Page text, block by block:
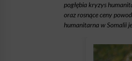
pogłębia kryzys
oraz rosnące ceny
humanitarna w Somalii